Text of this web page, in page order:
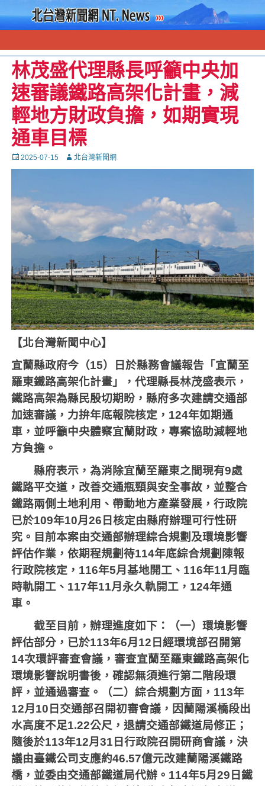
林茂盛代理縣長呼籲中央加
速審議鐵路高架化計畫，減
輕地方財政負擔，如期實現
通車目標
Posted
on
2025-07-15 Autor北台灣新聞網
【北台灣新聞中心】
宜蘭縣政府今（15）日於縣務會議報告「宜蘭至
羅東鐵路高架化計畫」，代理縣長林茂盛表示，
鐵路高架為縣民殷切期盼，縣府多次建請交通部
加速審議，力拚年底報院核定， 124年如期通
車，並呼籲中央體察宜蘭財政，專案協助減輕地
方負擔。
縣府表示，為消除宜蘭至羅東之間現有9處
鐵路平交道，改善交通瓶頸與安全事故，並整合
鐵路兩側土地利用、帶動地方產業發展，行政院
已於109年10月26 日核定由縣府辦理可行性研
究。目前本案由交通部辦理綜合規劃及環境影響
評估作業，依期程規劃待114年底綜合規劃陳報
行政院核定， 116年5月基地開工、 116年11月臨
時軌開工、 117年11月永久軌開工， 124年通
車。
截至目前，辦理進度如下：（一）環境影響
評估部分，已於113年6月 12 日經環境部召開第
14次環評審查會議，審查宜蘭至羅東鐵路高架化
環境影響說明書後，確認無須進行第二階段環
評，並通過審查。（二）綜合規劃方面， 113年
12月 10 日交通部召開初審會議，因蘭陽溪橋段出
水高度不足1.22公尺，退請交通部鐵道局修正；
隨後於113年12月31 日行政院召開研商會議，決
議由臺鐵公司支應約46.57億元改建蘭陽溪鐵路
橋，並委由交通部鐵道局代辦。 114年5月29 日鐵